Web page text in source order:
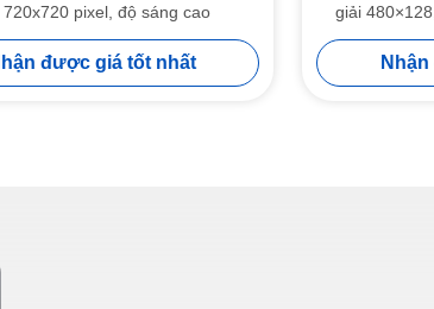
720x720 pixel, độ sáng cao
được giá tốt nhất
giải